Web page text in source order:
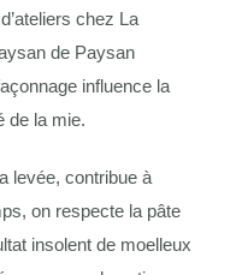
chez La
de Paysan
influence la
de la mie.
levée, contribue à
on respecte la pâte
insolent de moelleux